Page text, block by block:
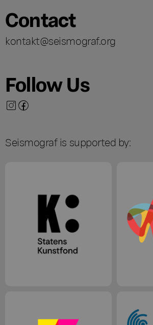
Contact
kontakt@seismograf.org
Follow Us
Seismograf is supported by: